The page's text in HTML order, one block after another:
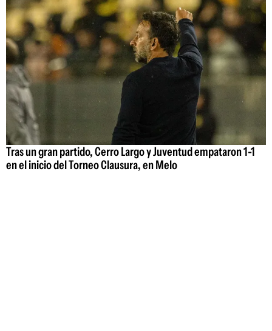
Tras un gran partido, Cerro Largo y Juventud empataron 1-1
en el inicio del Torneo Clausura, en Melo